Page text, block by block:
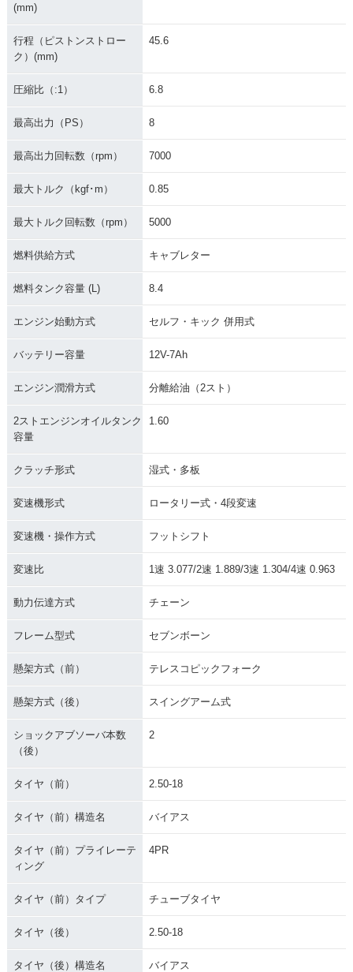
(mm)
行程（ピストンストロー
ク）(mm)
45.6
圧縮比（:1） 6.8
最高出力（PS） 8
最高出力回転数（rpm） 7000
最大トルク（kgf･m） 0.85
最大トルク回転数（rpm） 5000
燃料供給方式 キャブレター
燃料タンク容量 (L) 8.4
エンジン始動方式 セルフ・キック 併用式
バッテリー容量 12V-7Ah
エンジン潤滑方式 分離給油（2スト）
2ストエンジンオイルタンク
容量
1.60
クラッチ形式 湿式・多板
変速機形式 ロータリー式・4段変速
変速機・操作方式 フットシフト
変速比 1速 3.077/2速 1.889/3速 1.304/4速 0.963
動力伝達方式 チェーン
フレーム型式 セブンボーン
懸架方式（前） テレスコピックフォーク
懸架方式（後） スイングアーム式
ショックアブソーバ本数
（後）
2
タイヤ（前） 2.50-18
タイヤ（前）構造名 バイアス
タイヤ（前）プライレーテ
ィング
4PR
タイヤ（前）タイプ チューブタイヤ
タイヤ（後） 2.50-18
タイヤ（後）構造名 バイアス